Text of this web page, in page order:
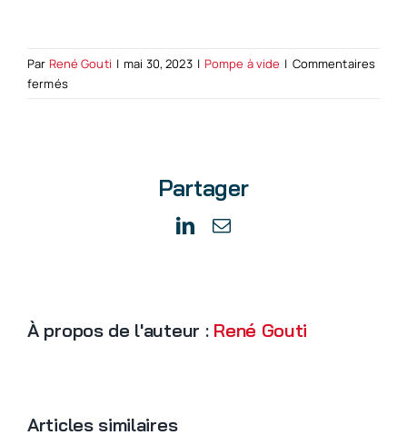
Par René Gouti | mai 30, 2023 | Pompe à vide | Commentaires
ferméssur
Partager
LinkedIn
Email
À propos de l'auteur : René Gouti
Articles similaires